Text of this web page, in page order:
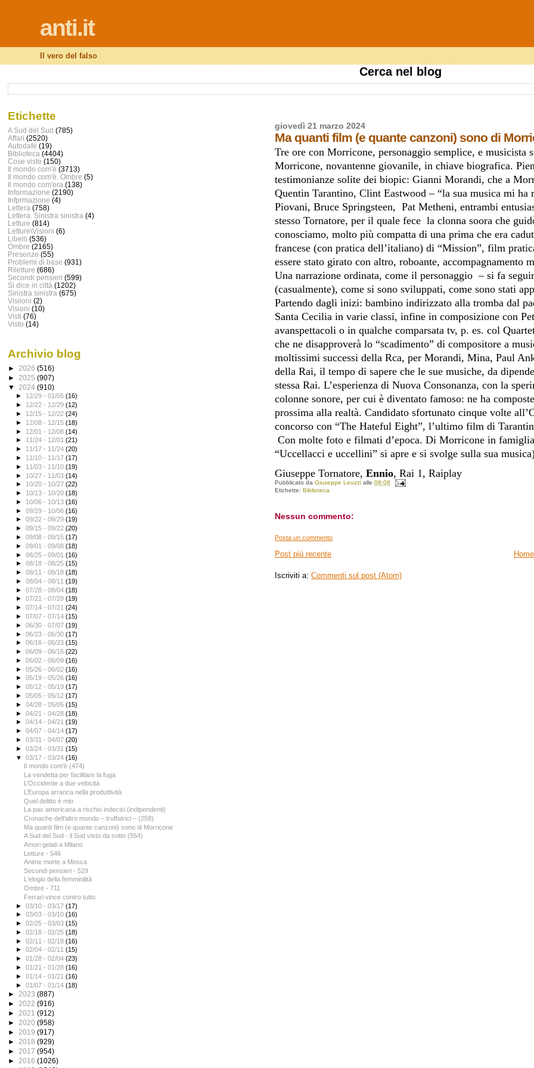
anti.it
Il vero del falso
Cerca nel blog
giovedì 21 marzo 2024
Ma quanti film (e quante canzoni) sono di
Tre ore con Morricone, personaggio semplice, e musicista
Morricone, novantenne giovanile, in chiave biografica.
testimonianze solite dei biopic: Gianni Morandi, che a
Quentin Tarantino, Clint Eastwood – “la sua musica mi
Piovani, Bruce Springsteen, Pat Metheni, entrambi
stesso Tornatore, per il quale fece la clonna soora che
conosciamo, molto più compatta di una prima che era
francese (con pratica dell’italiano) di “Mission”, film
essere stato girato con altro, roboante, accompagnamento
Una narrazione ordinata, come il personaggio – si fa
(casualmente), come si sono sviluppati, come sono stati
Partendo dagli inizi: bambino indirizzato alla tromba dal
Santa Cecilia in varie classi, infine in composizione con
avanspettacoli o in qualche comparsata tv, p. es. col
che ne disapproverà lo “scadimento” di compositore a
moltissimi successi della Rca, per Morandi, Mina, Paul
della Rai, il tempo di sapere che le sue musiche, da
stessa Rai. L’esperienza di Nuova Consonanza, con la
colonne sonore, per cui è diventato famoso: ne ha
prossima alla realtà. Candidato sfortunato cinque volte
concorso con “The Hateful Eight”, l’ultimo film di
Con molte foto e filmati d’epoca. Di Morricone in
“Uccellacci e uccellini” si apre e si svolge sulla sua
Giuseppe Tornatore,Ennio, Rai 1, Raiplay
Pubblicato daGiuseppe Leuzzi alle08:08
Etichette:Biblioteca
Nessun commento:
Posta un commento
Post più recente
Iscriviti a:Commenti sul post (Atom)
Etichette
A Sud del Sud (785)
Affari (2520)
Autodafé (19)
Biblioteca (4404)
Cose viste (150)
Il mondo com'è (3713)
Il mondo com'è. Ombre (5)
Il mondo com'era (138)
Informazione (2190)
Infprmazione (4)
Lettera (758)
Lettera. Sinistra sinistra (4)
Letture (814)
Letture\Visioni (6)
Libelli (536)
Ombre (2165)
Presenze (55)
Problemi di base (931)
Riletture (686)
Secondi pensieri (599)
Si dice in città (1202)
Sinistra sinistra (675)
Visiioni (2)
Visioni (10)
Visti (76)
Visto (14)
Archivio blog
► 2026 (516)
► 2025 (907)
▼ 2024 (910)
► 12/29 - 01/05(16)
► 12/22 - 12/29(12)
► 12/15 - 12/22(24)
► 12/08 - 12/15(18)
► 12/01 - 12/08(14)
► 11/24 - 12/01(21)
► 11/17 - 11/24(20)
► 11/10 - 11/17(17)
► 11/03 - 11/10(19)
► 10/27 - 11/03(14)
► 10/20 - 10/27(22)
► 10/13 - 10/20(18)
► 10/06 - 10/13(16)
►09/29 - 10/06(16)
►09/22 - 09/29(19)
►09/15 - 09/22(20)
►09/08 - 09/15(17)
►09/01 - 09/08(18)
►08/25 - 09/01(16)
►08/18 - 08/25(15)
►08/11 - 08/18(18)
►08/04 - 08/11(19)
►07/28 - 08/04(18)
►07/21 - 07/28(19)
►07/14 - 07/21(24)
►07/07 - 07/14(15)
►06/30 - 07/07(19)
►06/23 - 06/30(17)
►06/16 - 06/23(15)
►06/09 - 06/16(22)
►06/02 - 06/09(16)
►05/26 - 06/02(16)
►05/19 - 05/26(16)
►05/12 - 05/19(17)
►05/05 - 05/12(17)
►04/28 - 05/05(15)
►04/21 - 04/28(18)
►04/14 - 04/21(19)
►04/07 - 04/14(17)
►03/31 - 04/07(20)
►03/24 - 03/31(15)
▼03/17 - 03/24(16)
Il mondo com'è (474)
La vendetta per facilitare la fuga
L’Occidente a due velocità
L’Europa arranca nella produttività
Quel delitto è mio
La pax americana a rischio indecisi (indipendenti)
Cronache dell’altro mondo – truffatrici – (259)
Ma quanti film (e quante canzoni) sono di Morricone
A Sud del Sud - il Sud visto da sotto (554)
Amori gelati a Milano
Letture - 546
Anime morte a Mosca
Secondi pensieri - 529
L'elogio della femminilità
Ombre - 711
Ferrari vince contro tutto
►03/10 - 03/17(17)
►03/03 - 03/10(16)
►02/25 - 03/03(15)
►02/18 - 02/25(18)
►02/11 - 02/18(16)
►02/04 - 02/11(15)
►01/28 - 02/04(23)
►01/21 - 01/28(16)
►01/14 - 01/21(16)
►01/07 - 01/14(18)
► 2023 (887)
► 2022 (916)
► 2021 (912)
► 2020 (958)
► 2019 (917)
► 2018 (929)
► 2017 (954)
► 2016 (1026)